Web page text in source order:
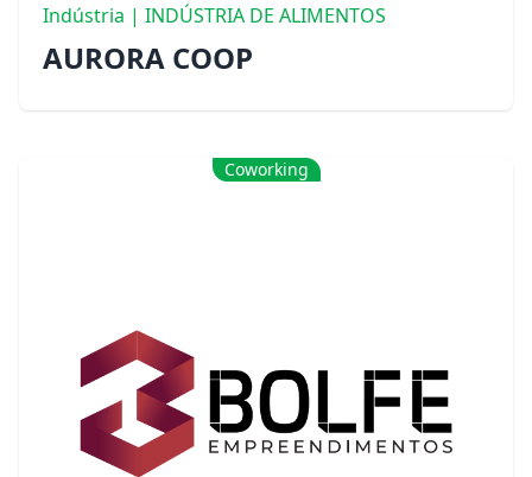
Indústria | INDÚSTRIA DE ALIMENTOS
AURORA COOP
Coworking